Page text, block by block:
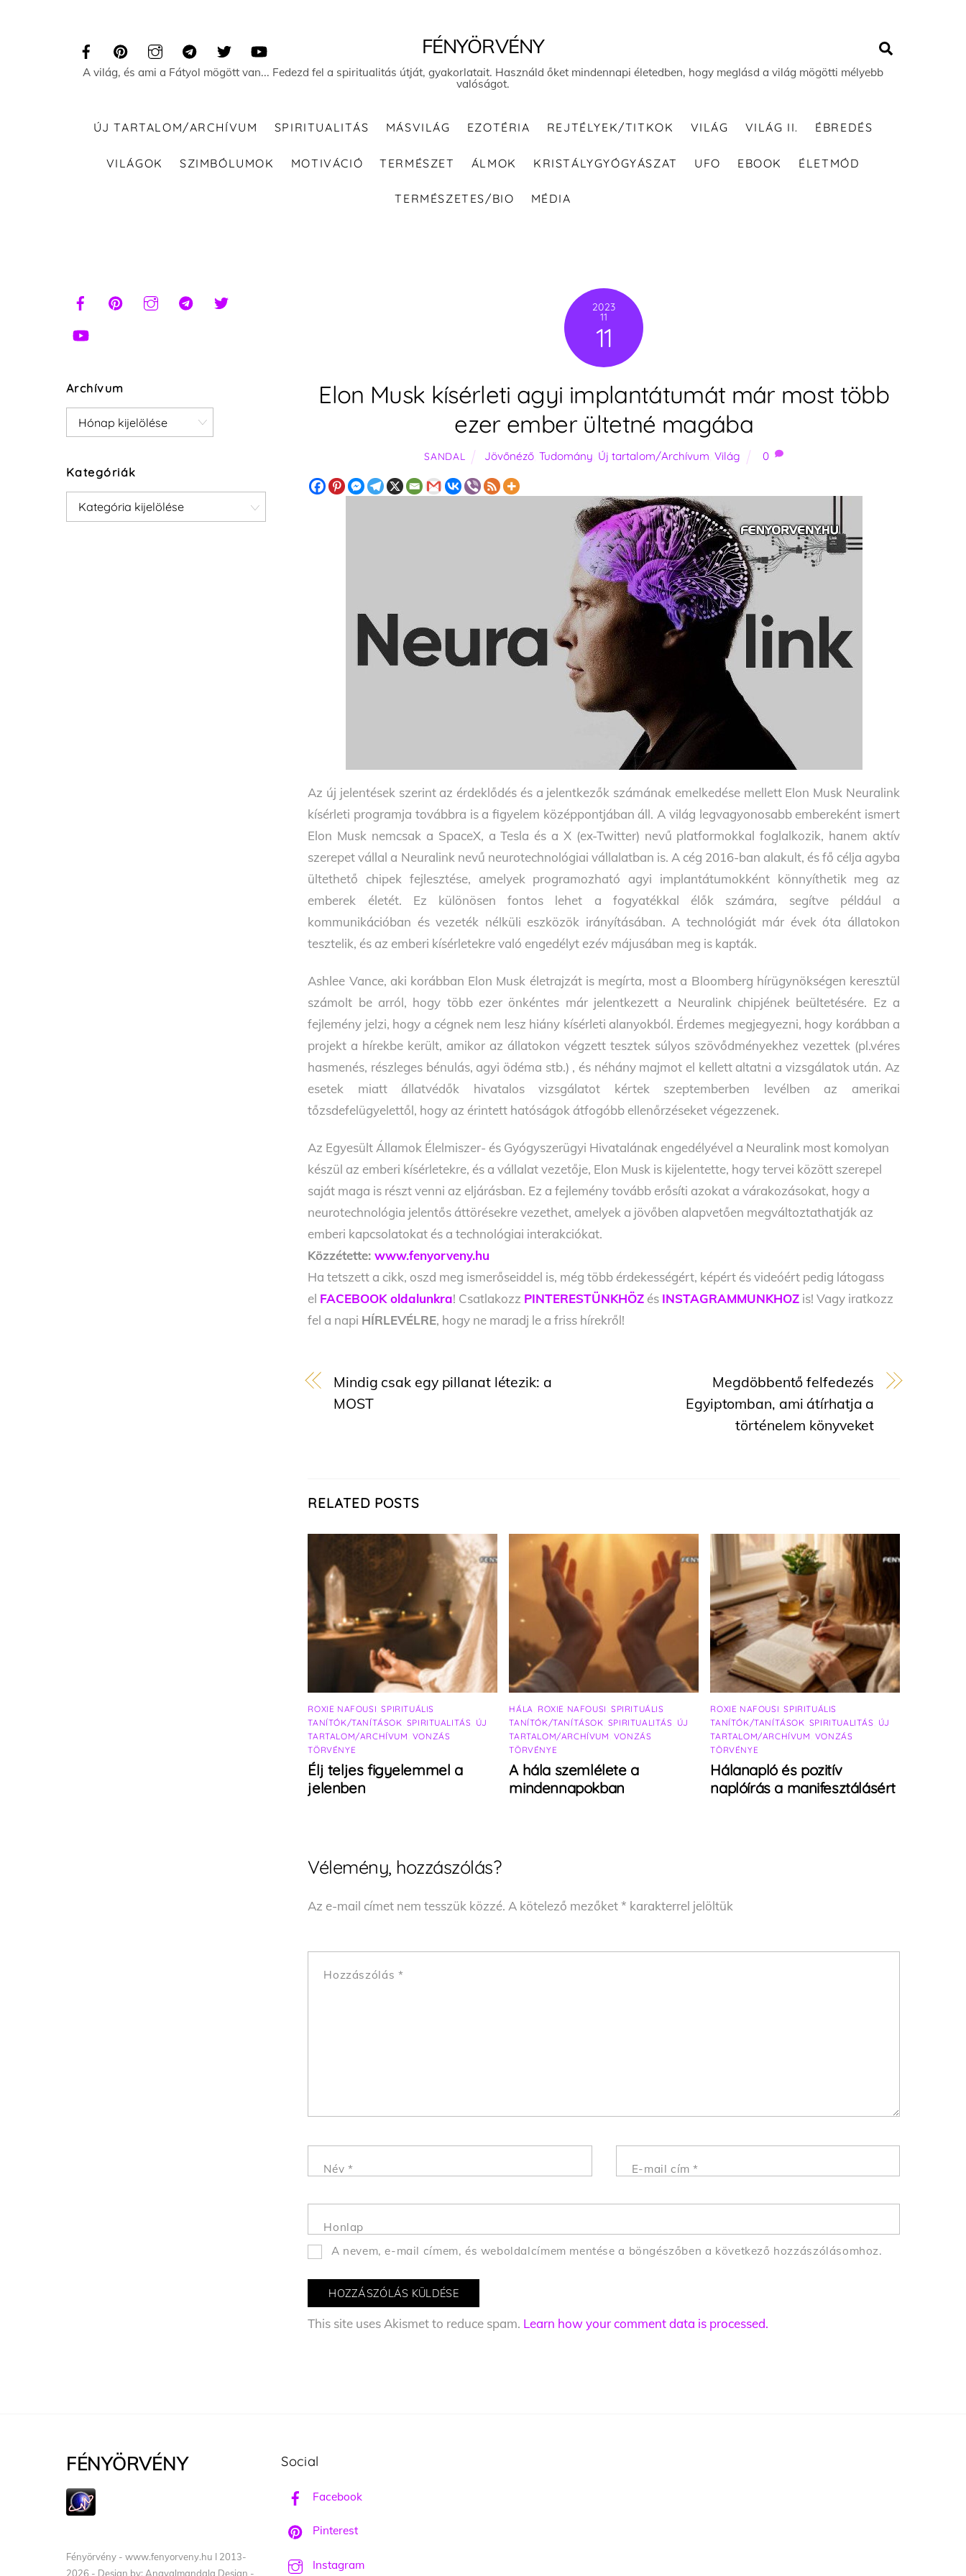
FÉNYÖRVÉNY
A világ, és ami a Fátyol mögött van... Fedezd fel a spiritualitás útját, gyakorlatait. Használd őket mindennapi életedben, hogy meglásd a világ mögötti mélyebb
valóságot.
ÚJ TARTALOM/ARCHÍVUM SPIRITUALITÁS MÁSVILÁG EZOTÉRIA REJTÉLYEK/TITKOK VILÁG VILÁG II. ÉBREDÉS
VILÁGOK SZIMBÓLUMOK MOTIVÁCIÓ TERMÉSZET ÁLMOK KRISTÁLYGYÓGYÁSZAT UFO EBOOK ÉLETMÓD
TERMÉSZETES/BIO MÉDIA
2023
11
11
Elon Musk kísérleti agyi implantátumát már most több
ezer ember ültetné magába
SANDAL Jövőnéző ,Tudomány Új tartalom/Archívum ,Világ 0
Az új jelentések szerint az érdeklődés és a jelentkezők számának emelkedése mellett Elon Musk Neuralink
kísérleti programja továbbra is a figyelem középpontjában áll. A világ legvagyonosabb embereként ismert
Elon Musk nemcsak a SpaceX, a Tesla és a X (ex-Twitter) nevű platformokkal foglalkozik, hanem aktív
szerepet vállal a Neuralink nevű neurotechnológiai vállalatban is. A cég 2016-ban alakult, és fő célja agyba
ültethető chipek fejlesztése, amelyek programozható agyi implantátumokként könnyíthetik meg az
emberek életét. Ez különösen fontos lehet a fogyatékkal élők számára, segítve például a
kommunikációban és vezeték nélküli eszközök irányításában. A technológiát már évek óta állatokon
tesztelik, és az emberi kísérletekre való engedélyt ezév májusában meg is kapták.
Ashlee Vance, aki korábban Elon Musk életrajzát is megírta, most a Bloomberg hírügynökségen keresztül
számolt be arról, hogy több ezer önkéntes már jelentkezett a Neuralink chipjének beültetésére. Ez a
fejlemény jelzi, hogy a cégnek nem lesz hiány kísérleti alanyokból. Érdemes megjegyezni, hogy korábban a
projekt a hírekbe került, amikor az állatokon végzett tesztek súlyos szövődményekhez vezettek (pl.véres
hasmenés, részleges bénulás, agyi ödéma stb.) , és néhány majmot el kellett altatni a vizsgálatok után. Az
esetek miatt állatvédők hivatalos vizsgálatot kértek szeptemberben levélben az amerikai
tőzsdefelügyelettől, hogy az érintett hatóságok átfogóbb ellenőrzéseket végezzenek.
Az Egyesült Államok Élelmiszer- és Gyógyszerügyi Hivatalának engedélyével a Neuralink most komolyan
készül az emberi kísérletekre, és a vállalat vezetője, Elon Musk is kijelentette, hogy tervei között szerepel
saját maga is részt venni az eljárásban. Ez a fejlemény tovább erősíti azokat a várakozásokat, hogy a
neurotechnológia jelentős áttörésekre vezethet, amelyek a jövőben alapvetően megváltoztathatják az
emberi kapcsolatokat és a technológiai interakciókat.
Közzétette:www.fenyorveny.hu
Ha tetszett a cikk, oszd meg ismerőseiddel is, még több érdekességért, képért és videóért pedig látogass
el FACEBOOK oldalunkra! Csatlakozz PINTERESTÜNKHÖZ és INSTAGRAMMUNKHOZ is! Vagy iratkozz
fel a napi HÍRLEVÉLRE, hogy ne maradj le a friss hírekről!
Mindig csak egy pillanat létezik: a
MOST
Megdöbbentő felfedezés
Egyiptomban, ami átírhatja a
történelem könyveket
RELATED POSTS
ROXIE NAFOUSI ,SPIRITUÁLIS
TANÍTÓK/TANÍTÁSOK SPIRITUALITÁS ÚJ
TARTALOM/ARCHÍVUM VONZÁS
TÖRVÉNYE
Élj teljes figyelemmel a
jelenben
HÁLA ROXIE NAFOUSI SPIRITUÁLIS
TANÍTÓK/TANÍTÁSOK SPIRITUALITÁS ÚJ
TARTALOM/ARCHÍVUM VONZÁS
TÖRVÉNYE
A hála szemlélete a
mindennapokban
ROXIE NAFOUSI ,SPIRITUÁLIS
TANÍTÓK/TANÍTÁSOK SPIRITUALITÁS ÚJ
TARTALOM/ARCHÍVUM VONZÁS
TÖRVÉNYE
Hálanapló és pozitív
naplóírás a manifesztálásért
Vélemény, hozzászólás?
Az e-mail címet nem tesszük közzé. A kötelező mezőket* karakterrel jelöltük
Hozzászólás *
Név * E-mail cím*
Honlap
A nevem, e-mail címem, és weboldalcímem mentése a böngészőben a következő hozzászólásomhoz.
This site uses Akismet to reduce spam. Learn how your comment data is processed.
Archívum
Archívum
Kategóriák
Kategóriák
FÉNYÖRVÉNY
Fényörvény - www.fenyorveny.hu I 2013-
2026 - Design by: Angyalmandala Design -
Social
Facebook
Pinterest
Instagram